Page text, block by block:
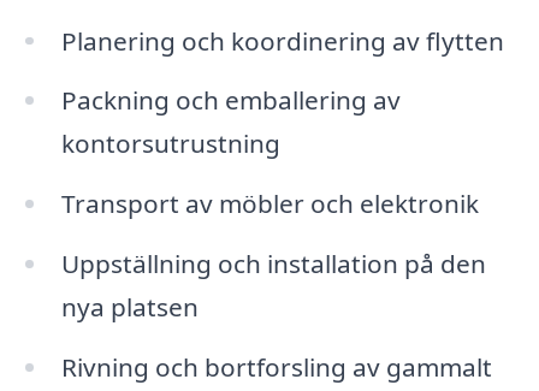
Planering och koordinering av flytten
Packning och emballering av
kontorsutrustning
Transport av möbler och elektronik
Uppställning och installation på den
nya platsen
Rivning och bortforsling av gammalt